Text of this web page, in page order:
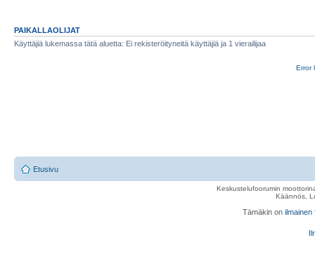
PAIKALLAOLIJAT
Käyttäjiä lukemassa tätä aluetta: Ei rekisteröityneitä käyttäjiä ja 1 vierailijaa
Error
Etusivu
Keskustelufoorumin
Käännös,
Tämäkin on ilmainen